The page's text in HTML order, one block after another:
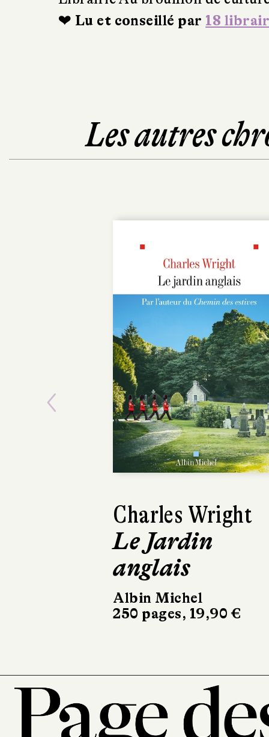
❤ Lu et conseillé par 18
Les autres
Charles Wright
Le Jardin
anglais
Albin Michel
250 pages, 19,90 €
Bertrand
animale
Minuit
176 pages, 19 €
Previous